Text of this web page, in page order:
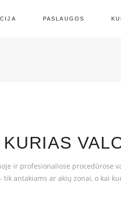
PASLAUGOS
ir profesionaliose procedūrose
tik antakiams ar akių zonai, o kai